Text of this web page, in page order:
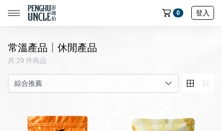
0 登入
📢限時搶購｜魚皮買五送一🔥
📢限時搶購｜魷魚製品買五送一🔥
常溫產品│休閒產品
共 29 件商品